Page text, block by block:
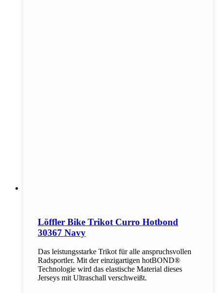
Löffler Bike Trikot Curro Hotbond
30367 Navy
Das leistungsstarke Trikot für alle anspruchsvollen
Radsportler. Mit der einzigartigen hotBOND®
Technologie wird das elastische Material dieses
Jerseys mit Ultraschall verschweißt.